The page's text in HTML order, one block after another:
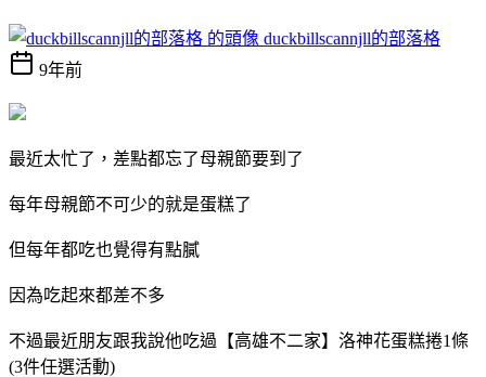
duckbillscannjll的部落格
9年前
最近太忙了，差點都忘了母親節要到了
每年母親節不可少的就是蛋糕了
但每年都吃也覺得有點膩
因為吃起來都差不多
不過最近朋友跟我說他吃過 【高雄不二家】洛神花蛋糕捲1條
(3件任選活動)